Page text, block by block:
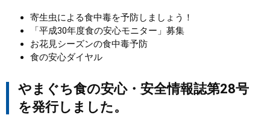
寄生虫による食中毒を予防しましょう！
「平成30年度食の安心モニター」募集
お花見シーズンの食中毒予防
食の安心ダイヤル
やまぐち食の安心・安全情報誌第28号
を発行しました。